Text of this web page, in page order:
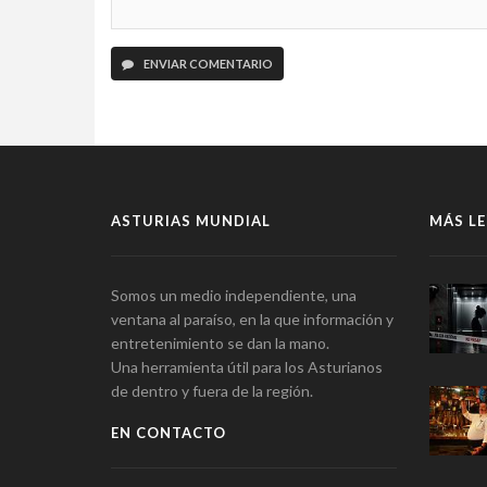
ENVIAR COMENTARIO
ASTURIAS MUNDIAL
Somos un medio independiente, una
ventana al paraíso, en la que información y
entretenimiento se dan la mano.
Una herramienta útil para los Asturianos
de dentro y fuera de la región.
EN CONTACTO
MÁS